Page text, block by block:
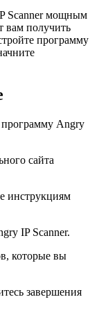
Scanner мощным
вам получить
программу
программу Angry
сайта
инструкциям
IP Scanner.
которые вы
завершения